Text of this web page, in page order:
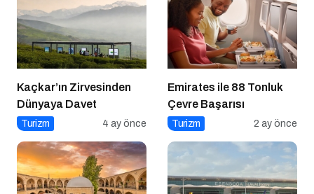
Kaçkar’ın Zirvesinden
Dünyaya Davet
Turizm 4 ay önce
Emirates ile 88 Tonluk
Çevre Başarısı
Turizm 2 ay önce